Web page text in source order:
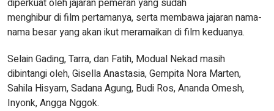
diperkuat oleh jajaran pemeran yang sudah
menghibur di film pertamanya, serta membawa jajaran nama-
nama besar yang akan ikut meramaikan di film keduanya.
Selain Gading, Tarra, dan Fatih, Modual Nekad masih
dibintangi oleh, Gisella Anastasia, Gempita Nora Marten,
Sahila Hisyam, Sadana Agung, Budi Ros, Ananda Omesh,
Inyonk, Angga Nggok.